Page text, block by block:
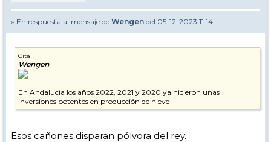
» En respuesta al mensaje de Wengen del 05-12-2023 11:14
Cita
Wengen
En Andalucía los años 2022, 2021 y 2020 ya hicieron unas
inversiones potentes en producción de nieve
Esos cañones disparan pólvora del rey.